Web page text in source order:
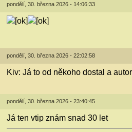
pondělí, 30. března 2026 - 14:06:33
pondělí, 30. března 2026 - 22:02:58
Kiv: Já to od někoho dostal a
pondělí, 30. března 2026 - 23:40:45
Já ten vtip znám snad 30 let